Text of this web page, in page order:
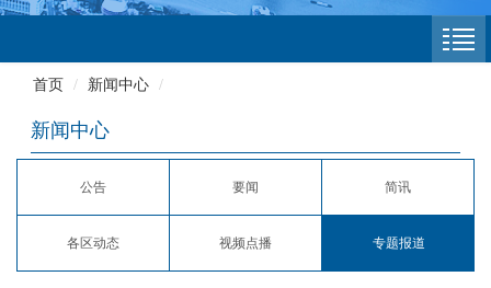
会员专栏
参政议政
信息库
首页 / 新闻中心 /
新闻中心
公告 要闻 简讯
各区动态 视频点播 专题报道